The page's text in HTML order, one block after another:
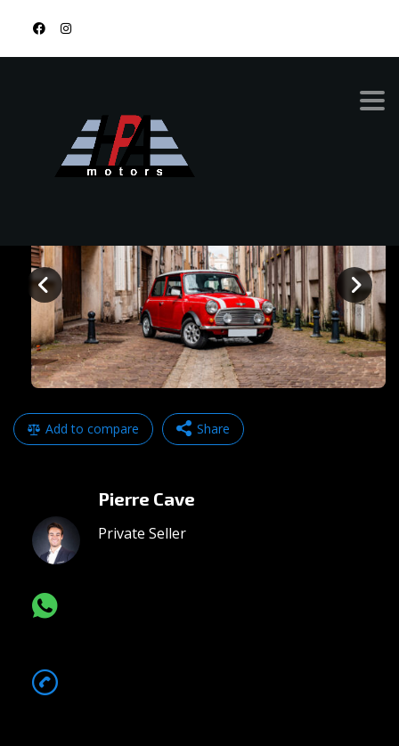
MINI COOPER
Add to compare Share
Facebook
Email
Pierre Cave
Private Seller